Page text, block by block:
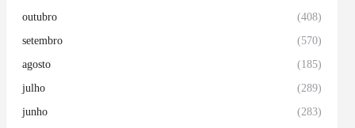
outubro (408)
setembro (570)
agosto (185)
julho (289)
junho (283)